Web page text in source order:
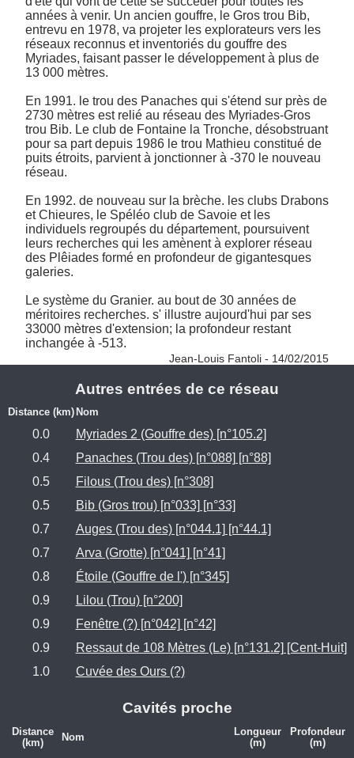
années à venir. Un ancien gouffre, le Gros trou Bib,
entrevu en 1978, va projeter les explorateurs vers les
réseaux reconnus et inventoriés du gouffre des
Myriades, faisant passer le développement à plus de
13 000 mètres.
En 1991. le trou des Panaches qui s'étend sur près de
2730 mètres est relié au réseau des Myriades-Gros
trou Bib. Le club de Fontaine la Tronche, désobstruant
pour sa part depuis 1986 le trou Mathieu constitué de
puits étroits, parvient à jonctionner à -370 le nouveau
réseau.
En 1992. de nouveau sur la brèche. les clubs Drabons
et Chieures, le Spéléo club de Savoie et les
individuels regroupés du département, poursuivent
leurs recherches qui les amènent à explorer réseau
des Plêiades formé en profondeur de gigantesques
galeries.
Le système du Granier. au bout de 30 années de
méritoires recherches. s' illustre aujourd'hui par ses
33000 mètres d'extension; la profondeur restant
inchangée à -513.
Jean-Louis Fantoli - 14/02/2015
Autres entrées de ce réseau
Distance (km) Nom
0.0
Myriades 2 (Gouffre des) [n°105.2]
0.4
Panaches (Trou des) [n°088] [n°88]
0.5
Filous (Trou des) [n°308]
0.5
Bib (Gros trou) [n°033] [n°33]
0.7
Auges (Trou des) [n°044.1] [n°44.1]
0.7
Arva (Grotte) [n°041] [n°41]
0.8
Étoile (Gouffre de l') [n°345]
0.9
Lilou (Trou) [n°200]
0.9
Fenêtre (?) [n°042] [n°42]
0.9
Ressaut de 108 Mètres (Le) [n°131.2] [Cent-Huit]
1.0
Cuvée des Ours (?)
Cavités proche
Distance
(km)
Nom
Longueur
(m)
Profondeur
(m)